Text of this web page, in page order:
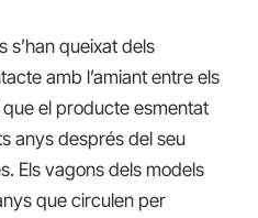
s’han queixat dels
amb l’amiant entre els
el producte esmentat
anys després del seu
Els vagons dels models
que circulen per